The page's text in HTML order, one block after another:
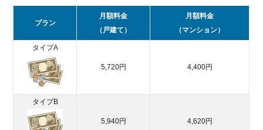
判を
調査
安
で
光
プラン
月額料金
（戸建て）
月額料金
（マンション）
タイプA
5,720円 4,400円
タイプB
5,940円 4,620円